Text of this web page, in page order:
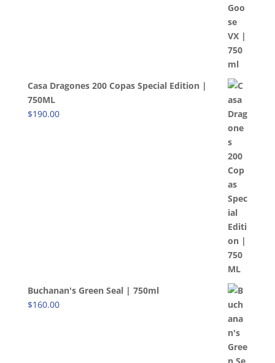
Casa Dragones 200 Copas Special Edition |
750ML
$190.00
Buchanan's Green Seal | 750ml
$160.00